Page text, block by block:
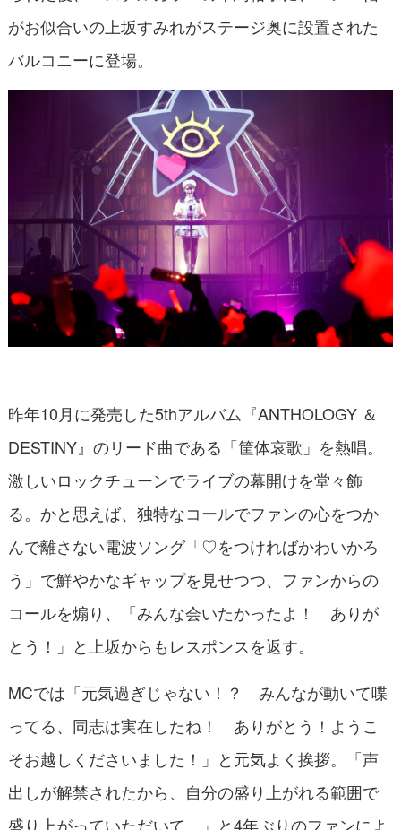
がお似合いの上坂すみれがステージ奥に設置された
バルコニーに登場。
昨年10月に発売した5thアルバム『ANTHOLOGY ＆
DESTINY』のリード曲である「筐体哀歌」を熱唱。
激しいロックチューンでライブの幕開けを堂々飾
る。かと思えば、独特なコールでファンの心をつか
んで離さない電波ソング「♡をつければかわいかろ
う」で鮮やかなギャップを見せつつ、ファンからの
コールを煽り、「みんな会いたかったよ！ ありが
とう！」と上坂からもレスポンスを返す。
MCでは「元気過ぎじゃない！？ みんなが動いて喋
ってる、同志は実在したね！ ありがとう！ようこ
そお越しくださいました！」と元気よく挨拶。「声
出しが解禁されたから、自分の盛り上がれる範囲で
盛り上がっていただいて…」と4年ぶりのファンによ